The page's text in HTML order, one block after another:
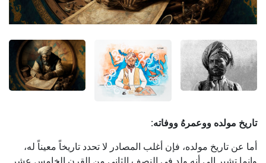
تاريخ مولده ووعمرهُ ووفاته:
أما عن تاريخ مولده، فإن أغلب المصادر لا تحدد تاريخاً معيناً له،
وإنما تشير إلى أنه ولد في النصف الثاني من القرن الخامس عشر